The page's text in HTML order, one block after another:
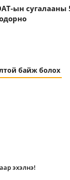
ын сугалааны
байж болох
эхэлнэ!